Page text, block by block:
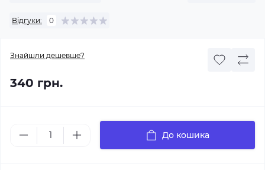
Відгуки: 0
Знайшли дешевше?
340 грн.
До кошика